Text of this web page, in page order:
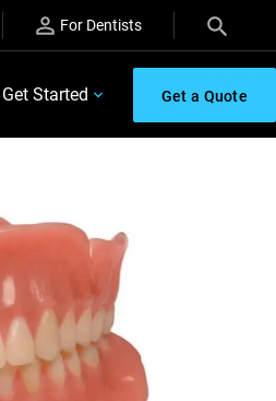
For Dentists
Get Started Get a Quote